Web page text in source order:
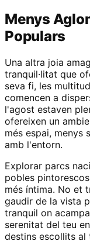
Menys
Populars
Una altra joia
tranquil·litat que
seva fi, les
comencen a
l'agost estaven
ofereixen un
més espai, menys
amb l'entorn.
Explorar parcs
pobles
més íntima. No et
gaudir de la vista
tranquil on
serenitat del teu
destins escollits al